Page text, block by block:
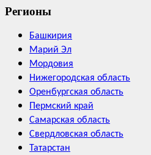
Регионы
Башкирия
Марий Эл
Мордовия
Нижегородская область
Оренбургская область
Пермский край
Самарская область
Свердловская область
Татарстан